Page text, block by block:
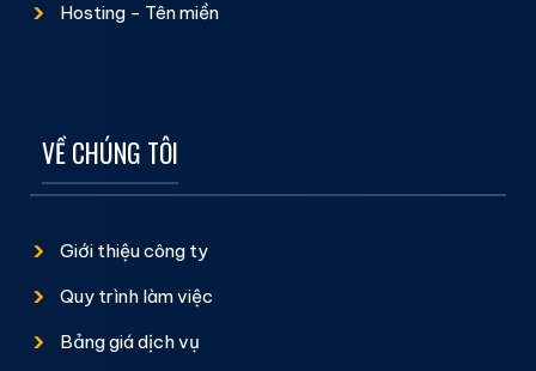
Hosting - Tên miền
VỀ CHÚNG TÔI
Giới thiệu công ty
Quy trình làm việc
Bảng giá dịch vụ